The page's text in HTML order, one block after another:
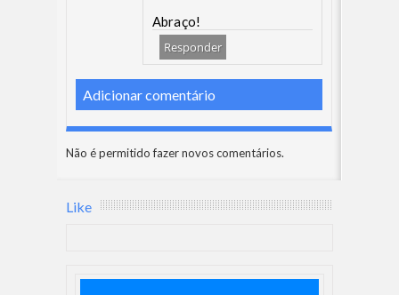
Abraço!
Responder
Adicionar comentário
Não é permitido fazer novos comentários.
Like